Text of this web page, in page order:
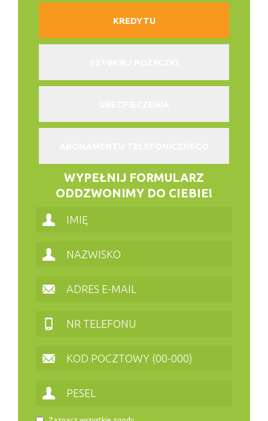
KREDYTU
WYPEŁNIJ FORMULARZ
ODDZWONIMY DO CIEBIE!